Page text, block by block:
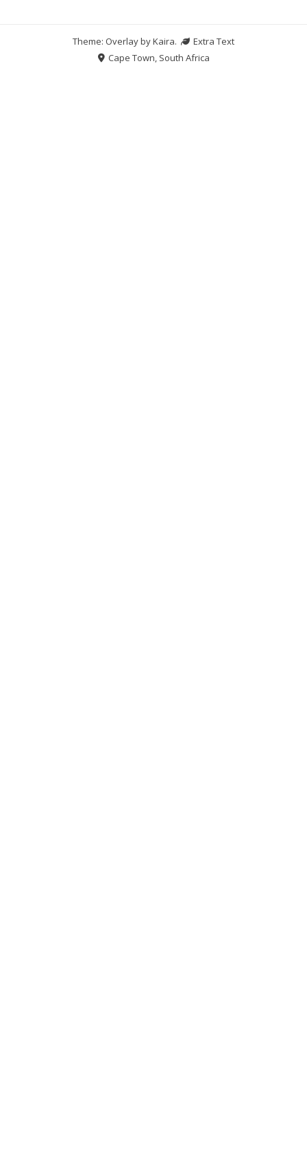
Theme: Overlay byKaira.
Extra Text
Cape Town, South Africa